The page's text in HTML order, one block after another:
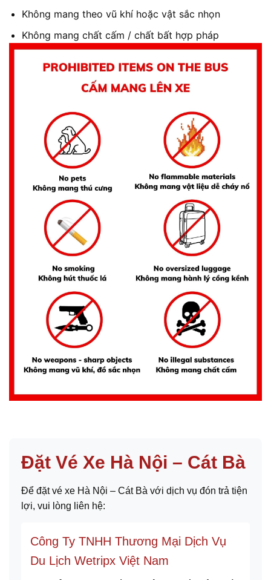
Không mang theo vũ khí hoặc vật sắc nhọn
Không mang chất cấm / chất bất hợp pháp
Đặt Vé Xe Hà Nội – Cát Bà
Để đặt vé xe Hà Nội – Cát Bà với dịch vụ đón trả tiện
lợi, vui lòng liên hệ:
Công Ty TNHH Thương Mại Dịch Vụ
Du Lịch Wetripx Việt Nam